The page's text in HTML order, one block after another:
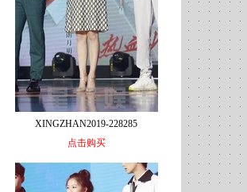
XINGZHAN2019-228285
点击购买